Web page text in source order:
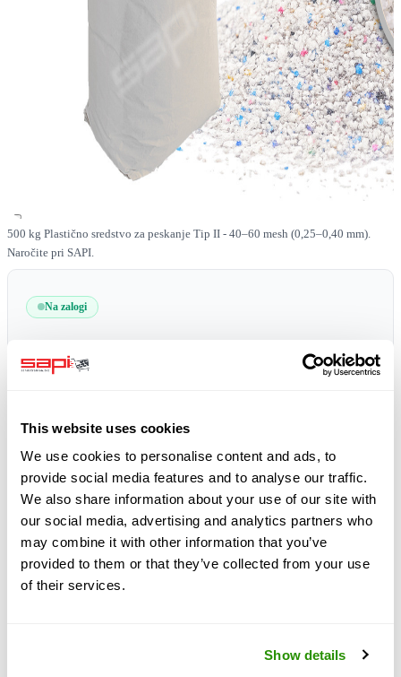
This website uses cookies
We use cookies to personalise content and ads, to
provide social media features and to analyse our traffic.
We also share information about your use of our site with
our social media, advertising and analytics partners who
may combine it with other information that you’ve
provided to them or that they’ve collected from your use
of their services.
Show details
500 kg Plastično sredstvo za peskanje Tip II - 40–60 mesh (0,25–0,40 mm).
Naročite pri SAPI.
Na zalogi
0519-PLAST-II-40-60-500